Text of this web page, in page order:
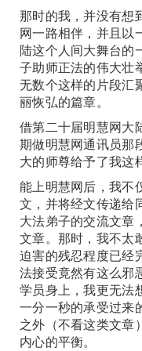
那时的我，并没有想
网一路相伴，并且以
陆这个人间大舞台的
子助师正法的伟大壮
无数个这样的片段汇
丽恢弘的篇章。
借第二十届明慧网大
期做明慧网通讯员那
大的师尊给予了我这
能上明慧网后，我不
文，并将经文传递给
大法弟子的交流文章
文章。那时，我不太
迫害的残忍程度已经
法接受竟然有这么邪
学员身上，我更无法
一分一秒的承受过来
之外（不看这类文章
内心的平衡。